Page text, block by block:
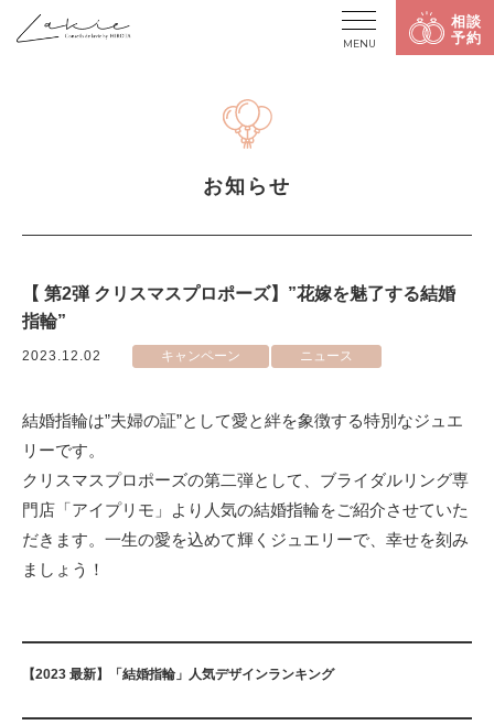
相談
予約
MENU
お知らせ
【 第2弾 クリスマスプロポーズ】”花嫁を魅了する結婚
指輪”
2023.12.02 キャンペーン ニュース
結婚指輪は”夫婦の証”として愛と絆を象徴する特別なジュエ
リーです。
クリスマスプロポーズの第二弾として、ブライダルリング専
門店「アイプリモ」より人気の結婚指輪をご紹介させていた
だきます。一生の愛を込めて輝くジュエリーで、幸せを刻み
ましょう！
【2023 最新】「結婚指輪」人気デザインランキング